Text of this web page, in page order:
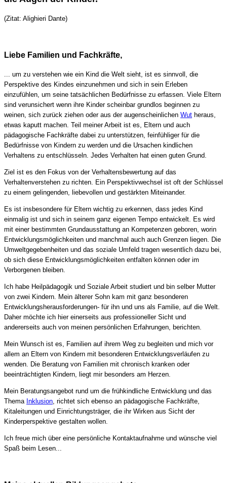
(Zitat: Alighieri Dante)
Liebe Familien und Fachkräfte,
... um zu verstehen wie ein Kind die Welt sieht, ist es sinnvoll, die
Perspektive des Kindes einzunehmen und sich in sein Erleben
einzufühlen, um seine tatsächlichen Bedürfnisse zu erfassen. Viele Eltern
sind verunsichert wenn ihre Kinder scheinbar grundlos beginnen zu
weinen, sich zurück ziehen oder aus der augenscheinlichen Wut heraus,
etwas kaputt machen. Teil meiner Arbeit ist es, Eltern und auch
pädagogische Fachkräfte dabei zu unterstützen, feinfühliger für die
Bedürfnisse von Kindern zu werden und die Ursachen kindlichen
Verhaltens zu entschlüsseln. Jedes Verhalten hat einen guten Grund.
Ziel ist es den Fokus von der Verhaltensbewertung auf das
Verhaltenverstehen zu richten. Ein Perspektivwechsel ist oft der Schlüssel
zu einem gelingenden, liebevollen und gestärkten Miteinander.
Es ist insbesondere für Eltern wichtig zu erkennen, dass jedes Kind
einmalig ist und sich in seinem ganz eigenen Tempo entwickelt. Es wird
mit einer bestimmten Grundausstattung an Kompetenzen geboren, worin
Entwicklungsmöglichkeiten und manchmal auch auch Grenzen liegen. Die
Umweltgegebenheiten und das soziale Umfeld tragen wesentlich dazu bei,
ob sich diese Entwicklungsmöglichkeiten entfalten können oder im
Verborgenen bleiben.
Ich habe Heilpädagogik und Soziale Arbeit studiert und bin selber Mutter
von zwei Kindern. Mein älterer Sohn kam mit ganz besonderen
Entwicklungsherausforderungen- für ihn und uns als Familie, auf die Welt.
Daher möchte ich hier einerseits aus professioneller Sicht und
andererseits auch von meinen persönlichen Erfahrungen, berichten.
Mein Wunsch ist es, Familien auf ihrem Weg zu begleiten und mich vor
allem an Eltern von Kindern mit besonderen Entwicklungsverläufen zu
wenden. Die Beratung von Familien mit chronisch kranken oder
beeinträchtigten Kindern, liegt mir besonders am Herzen.
Mein Beratungsangebot rund um die frühkindliche Entwicklung und das
Thema Inklusion, richtet sich ebenso an pädagogische Fachkräfte,
Kitaleitungen und Einrichtungsträger, die ihr Wirken aus Sicht der
Kinderperspektive gestalten wollen.
Ich freue mich über eine persönliche Kontaktaufnahme und wünsche viel
Spaß beim Lesen...